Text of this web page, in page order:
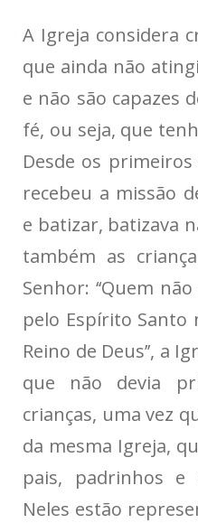
A Igreja considera
que ainda não
e não são capazes
fé, ou seja, que
Desde os
recebeu a missão
e batizar, batizava
também as
Senhor: ‘‘Quem
pelo Espírito
Reino de Deus’’, a
que não devia
crianças, uma vez
da mesma Igreja,
pais, padrinhos e
Neles estão